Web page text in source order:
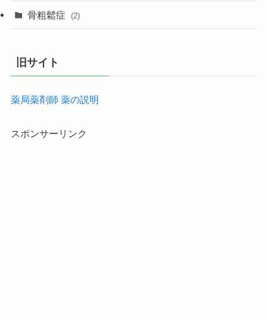
骨粗鬆症 (2)
旧サイト
薬局薬剤師 薬の説明
スポンサーリンク